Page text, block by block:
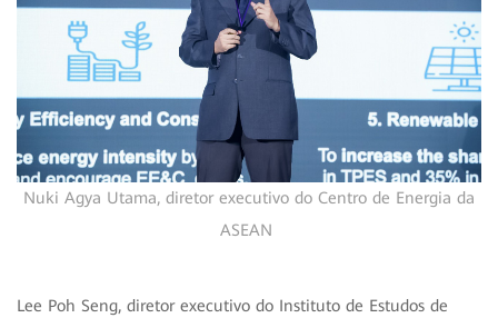
Nuki Agya Utama, diretor executivo do Centro de Energia da
ASEAN
Lee Poh Seng, diretor executivo do Instituto de Estudos de